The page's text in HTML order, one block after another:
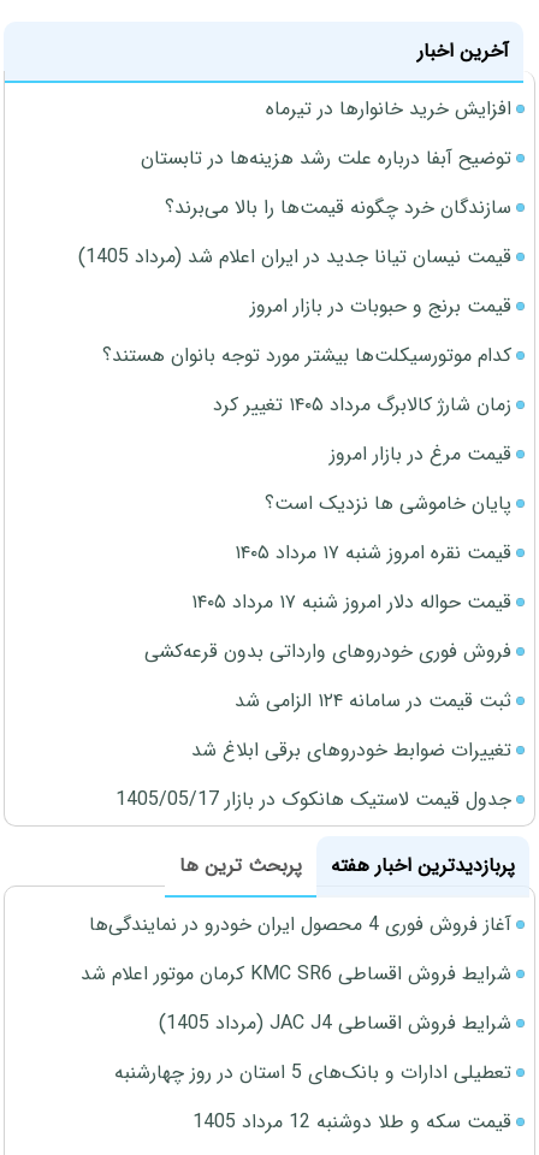
آخرین اخبار
افزایش خرید خانوارها در تیرماه
توضیح آبفا درباره علت رشد هزینه‌ها در تابستان
سازندگان خرد چگونه قیمت‌ها را بالا می‌برند؟
قیمت نیسان تیانا جدید در ایران اعلام شد (مرداد 1405)
قیمت برنج و حبوبات در بازار امروز
کدام موتورسیکلت‌ها بیشتر مورد توجه بانوان هستند؟
زمان شارژ کالابرگ مرداد ۱۴۰۵ تغییر کرد
قیمت مرغ در بازار امروز
پایان خاموشی ها نزدیک است؟
قیمت نقره امروز شنبه ۱۷ مرداد ۱۴۰۵
قیمت حواله دلار امروز شنبه ۱۷ مرداد ۱۴۰۵
فروش فوری خودروهای وارداتی بدون قرعه‌کشی
ثبت قیمت در سامانه ۱۲۴ الزامی شد
تغییرات ضوابط خودروهای برقی ابلاغ شد
جدول قیمت لاستیک هانکوک در بازار 1405/05/17
پربازدیدترین اخبار هفته
پربحث ترین ها
آغاز فروش فوری 4 محصول ایران خودرو در نمایندگی‌ها
شرایط فروش اقساطی KMC SR6 کرمان موتور اعلام شد
شرایط فروش اقساطی JAC J4 (مرداد 1405)
تعطیلی ادارات و بانک‌های 5 استان در روز چهارشنبه
قیمت سکه و طلا دوشنبه 12 مرداد 1405